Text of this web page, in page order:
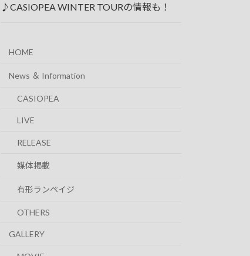
♪CASIOPEA WINTER TOURの情報も！
HOME
News ＆ Information
CASIOPEA
LIVE
RELEASE
媒体掲載
有形ランペイジ
OTHERS
GALLERY